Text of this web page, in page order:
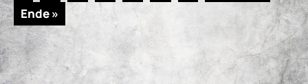
Ende »